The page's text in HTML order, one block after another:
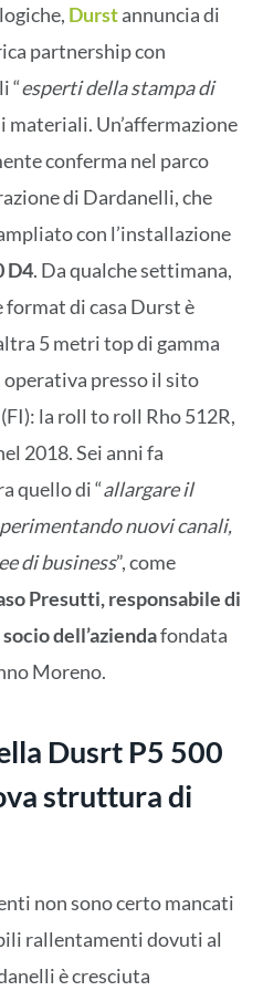
Durstannuncia di
partnership con
“esperti della stampa di
materiali. Un’affermazione
conferma nel parco
di Dardanelli, che
con l’installazione
D4. Da qualche settimana,
di casa Durst è
5 metri top di gamma
presso il sito
la roll to roll Rho 512R,
2018. Sei anni fa
quello di “allargare il
nuovi canali,
di business”, come
Presutti, responsabile di
dell’aziendafondata
Moreno.
Dusrt P5 500
struttura di
non sono certo mancati
rallentamenti dovuti al
è cresciuta